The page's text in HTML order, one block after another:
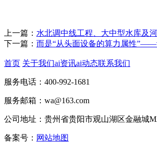
上一篇： 水北调中线工程、大中型水库及
下一篇： 而是“从头面设备的算力属性”——
首页 关于我们ai资讯ai动态联系我们
服务电话：400-992-1681
服务邮箱：wa@163.com
公司地址：贵州省贵阳市观山湖区金融城
备案号： 网站地图